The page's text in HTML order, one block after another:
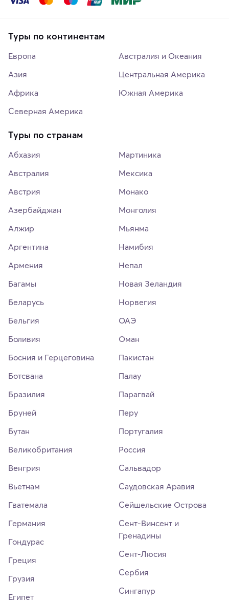
Туры по континентам
Европа
Азия
Африка
Северная Америка
Австралия и Океания
Центральная Америка
Южная Америка
Туры по странам
Абхазия
Австралия
Австрия
Азербайджан
Алжир
Аргентина
Армения
Багамы
Беларусь
Бельгия
Боливия
Босния и Герцеговина
Ботсвана
Бразилия
Бруней
Бутан
Великобритания
Венгрия
Вьетнам
Гватемала
Германия
Гондурас
Греция
Грузия
Египет
Мартиника
Мексика
Монако
Монголия
Мьянма
Намибия
Непал
Новая Зеландия
Норвегия
ОАЭ
Оман
Пакистан
Палау
Парагвай
Перу
Португалия
Россия
Сальвадор
Саудовская Аравия
Сейшельские Острова
Сент-Винсент и
Гренадины
Сент-Люсия
Сербия
Сингапур